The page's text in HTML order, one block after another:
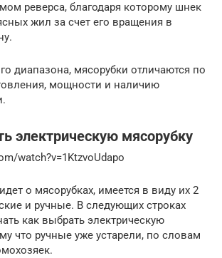
реверса, благодаря которому шнек
жил за счет его вращения в
диапазона, мясорубки отличаются по
мощности и наличию
электрическую мясорубку
watch?v=1KtzvoUdapo
о мясорубках, имеется в виду их 2
и ручные. В следующих строках
как выбрать электрическую
что ручные уже устарели, по словам